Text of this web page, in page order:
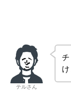
テルさん
け